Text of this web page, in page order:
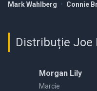
Mark Wahlberg • Connie
Distribuție Joe
Morgan Lily
Marcie